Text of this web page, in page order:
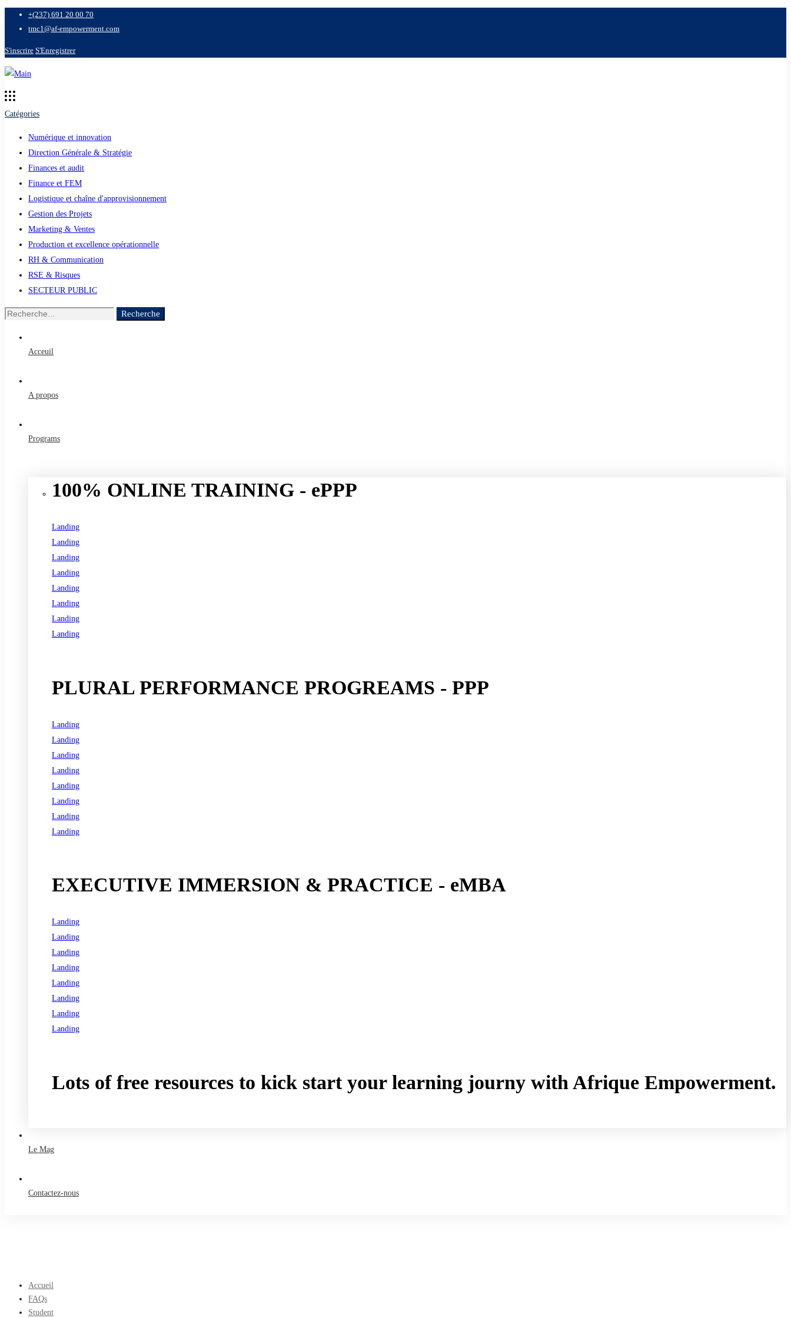
+(237) 691 20 00 70
tmc1@af-empowerment.com
S'inscrire S'Enregistrer
Catégories
Numérique et innovation
Direction Générale & Stratégie
Finances et audit
Finance et FEM
Logistique et chaîne d'approvisionnement
Gestion des Projets
Marketing & Ventes
Production et excellence opérationnelle
RH & Communication
RSE & Risques
SECTEUR PUBLIC
Recherche
Recherche
Acceuil
A propos
Programs
100% ONLINE TRAINING - ePPP
Landing
Landing
Landing
Landing
Landing
Landing
Landing
Landing
PLURAL PERFORMANCE PROGREAMS - PPP
Landing
Landing
Landing
Landing
Landing
Landing
Landing
Landing
EXECUTIVE IMMERSION & PRACTICE - eMBA
Landing
Landing
Landing
Landing
Landing
Landing
Landing
Landing
Lots of free resources to kick start your learning journy with Afrique Empowerment.
Le Mag
Contactez-nous
Accueil
FAQs
Student